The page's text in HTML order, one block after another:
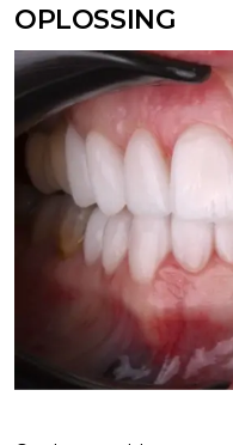
OPLOSSING